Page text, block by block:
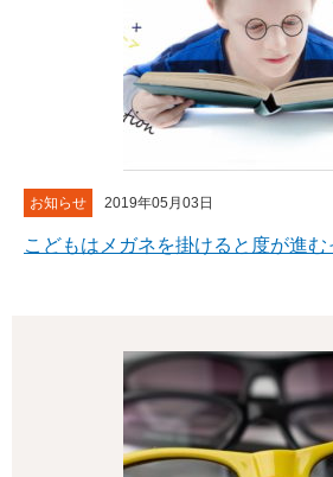
お知らせ 2019年05月03日
こどもはメガネを掛けると度が進む